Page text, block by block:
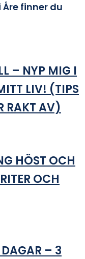
finner du
– NYP MIG I
LIV! (TIPS
RAKT AV)
HÖST OCH
OCH
– 3